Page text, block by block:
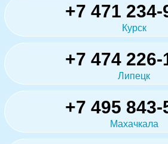
+7 471 234-
Курск
+7 474 226-
Липецк
+7 495 843-
Махачкала